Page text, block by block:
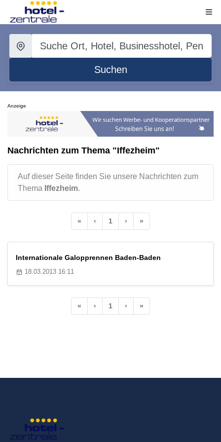
Suchen
Anzeige
Nachrichten zum Thema "Iffezheim"
Auf dieser Seite finden Sie unsere Nachrichten zum
Thema Iffezheim.
« ‹ 1 › »
Internationale Galopprennen Baden-Baden
18.03.2013 16:11
« ‹ 1 › »